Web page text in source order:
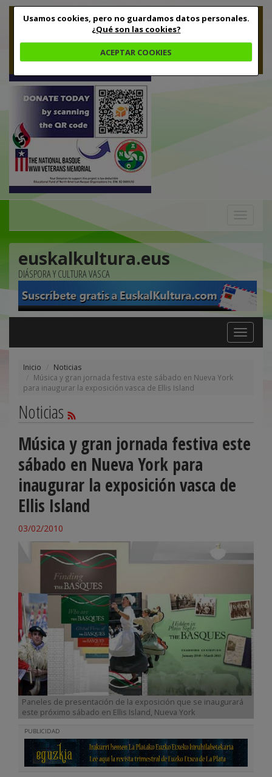
Usamos cookies, pero no guardamos datos personales.
¿Qué son las cookies?
ACEPTAR COOKIES
euskalkultura.eus
DIÁSPORA Y CULTURA VASCA
Toggle
navigation
Inicio
Noticias
Música y gran jornada festiva este sábado en Nueva York
para inaugurar la exposición vasca de Ellis Island
Noticias
Música y gran jornada festiva este
sábado en Nueva York para
inaugurar la exposición vasca de
Ellis Island
03/02/2010
Paneles de presentación de la exposición que se inaugurará
este próximo sábado en Ellis Island, Nueva York
PUBLICIDAD